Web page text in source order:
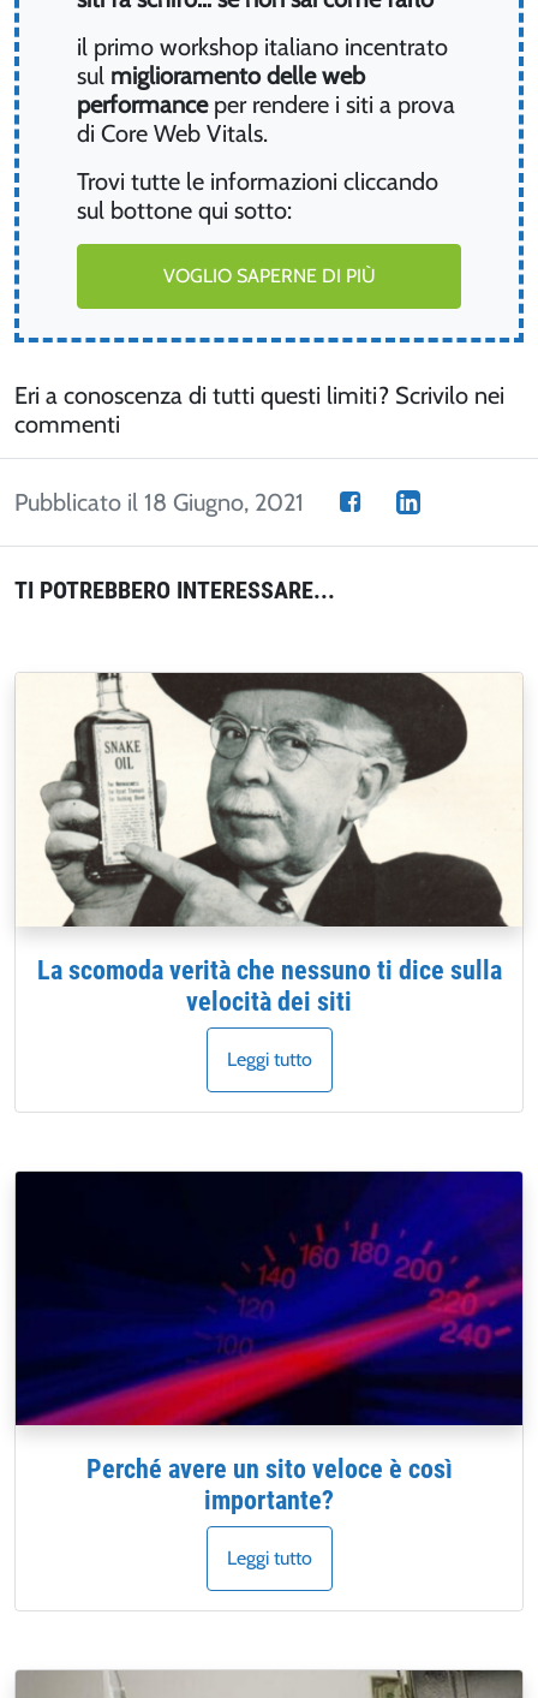
il primo workshop italiano incentrato
sul miglioramento delle web
performanceper rendere i siti a prova
di Core Web Vitals.
Trovi tutte le informazioni cliccando
sul bottone qui sotto:
VOGLIO SAPERNE DI PIÙ
Eri a conoscenza di tutti questi limiti? Scrivilo nei
commenti
Pubblicato il 18 Giugno, 2021
TI POTREBBERO INTERESSARE...
La scomoda verità che nessuno ti dice sulla
velocità dei siti
Leggi tutto
Perché avere un sito veloce è così
importante?
Leggi tutto